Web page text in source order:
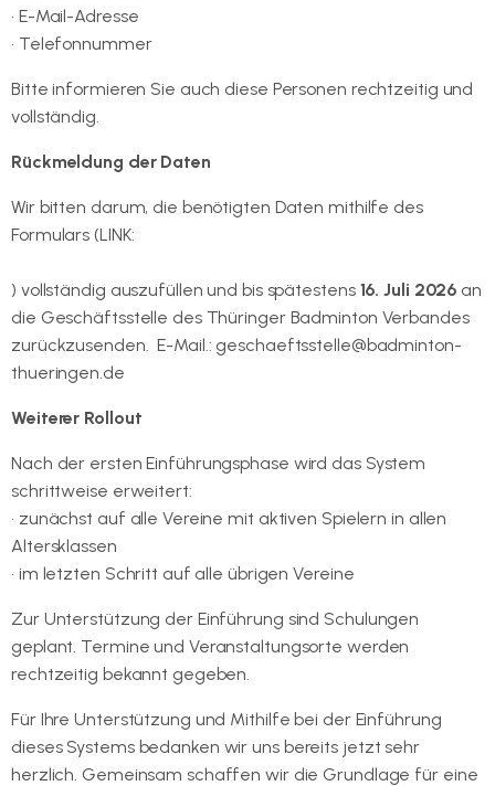
• E-Mail-Adresse
• Telefonnummer
Bitte informieren Sie auch diese Personen rechtzeitig und
vollständig.
Rückmeldung der Daten
Wir bitten darum, die benötigten Daten mithilfe des
Formulars (LINK:
) vollständig auszufüllen und bis spätestens 16. Juli 2026 an
die Geschäftsstelle des Thüringer Badminton Verbandes
zurückzusenden. E-Mail.: geschaeftsstelle@badminton-
thueringen.de
Weiterer Rollout
Nach der ersten Einführungsphase wird das System
schrittweise erweitert:
• zunächst auf alle Vereine mit aktiven Spielern in allen
Altersklassen
• im letzten Schritt auf alle übrigen Vereine
Zur Unterstützung der Einführung sind Schulungen
geplant. Termine und Veranstaltungsorte werden
rechtzeitig bekannt gegeben.
Für Ihre Unterstützung und Mithilfe bei der Einführung
dieses Systems bedanken wir uns bereits jetzt sehr
herzlich. Gemeinsam schaffen wir die Grundlage für eine